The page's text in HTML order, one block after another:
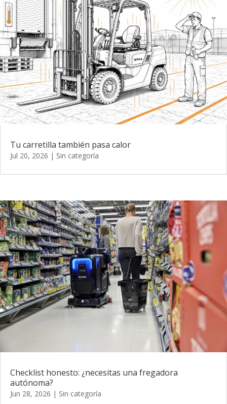
Tu carretilla también pasa calor
Jul 20, 2026 | Sin categoría
Checklist honesto: ¿necesitas una fregadora
autónoma?
Jun 28, 2026 | Sin categoría